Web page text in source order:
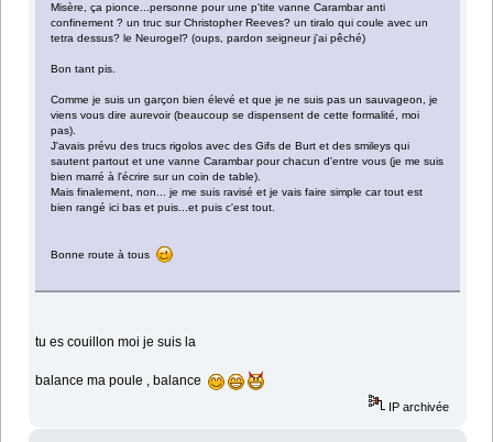
Misère, ça pionce...personne pour une p'tite vanne Carambar anti
confinement ? un truc sur Christopher Reeves? un tiralo qui coule avec un
tetra dessus? le Neurogel? (oups, pardon seigneur j'ai pêché)
Bon tant pis.
Comme je suis un garçon bien élevé et que je ne suis pas un sauvageon, je
viens vous dire aurevoir (beaucoup se dispensent de cette formalité, moi
pas).
J'avais prévu des trucs rigolos avec des Gifs de Burt et des smileys qui
sautent partout et une vanne Carambar pour chacun d'entre vous (je me suis
bien marré à l'écrire sur un coin de table).
Mais finalement, non... je me suis ravisé et je vais faire simple car tout est
bien rangé ici bas et puis...et puis c'est tout.
Bonne route à tous
tu es couillon moi je suis la
balance ma poule , balance
IP archivée